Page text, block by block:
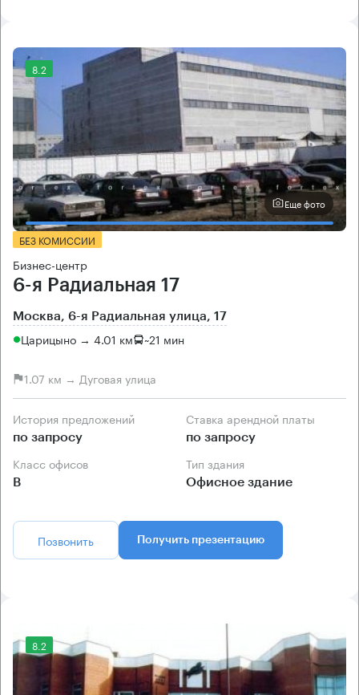
8.2
Еще фото
БЕЗ КОМИССИИ
Бизнес-центр
6-я Радиальная 17
Москва, 6-я Радиальная улица, 17
Царицыно → 4.01 км ~21 мин
1.07 км → Дуговая улица
История предложений
по запросу
Ставка арендной платы
по запросу
Класс офисов
B
Тип здания
Офисное здание
Позвонить Получить презентацию
8.2